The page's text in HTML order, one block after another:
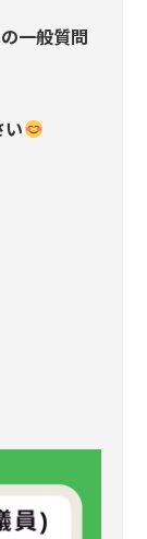
一般質問